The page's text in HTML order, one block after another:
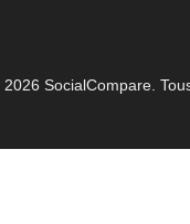
SocialCompare.